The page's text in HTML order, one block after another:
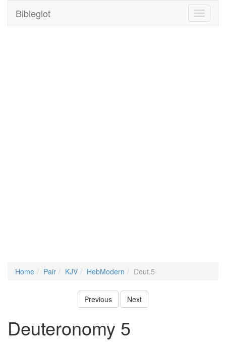
Toggle
Bibleglot
Home Pair KJV HebModern Deut.5
Previous Next
Deuteronomy 5